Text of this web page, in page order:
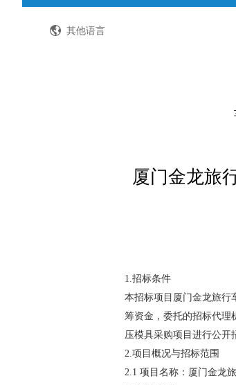
其他语言
厦门金龙旅
1.招标条件
本招标项目厦门金龙旅行
筹资金，委托的招标代理
压模具采购项目进行公开
2.项目概况与招标范围
2.1 项目名称：厦门金龙